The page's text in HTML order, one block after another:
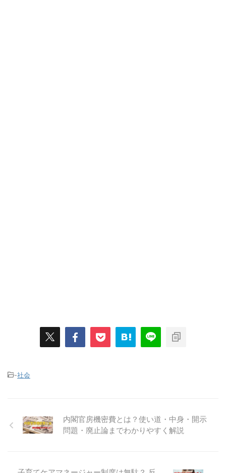
-社会
内閣官房機密費とは？使い道・中身・開示
問題・廃止論までわかりやすく解説